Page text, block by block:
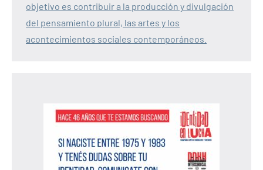
objetivo es contribuir a la producción y divulgación
del pensamiento plural, las artes y los
acontecimientos sociales contemporáneos.